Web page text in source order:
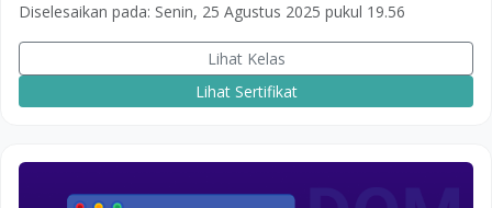
Diselesaikan pada: Senin, 25 Agustus 2025 pukul 19.56
Lihat Kelas
Lihat Sertifikat